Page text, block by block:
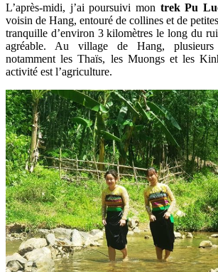
L’après-midi, j’ai poursuivi mon trek Pu
voisin de Hang, entouré de collines et de
tranquille d’environ 3 kilomètres le long du
agréable. Au village de Hang, plusieurs
notamment les Thaïs, les Muongs et les
activité est l’agriculture.